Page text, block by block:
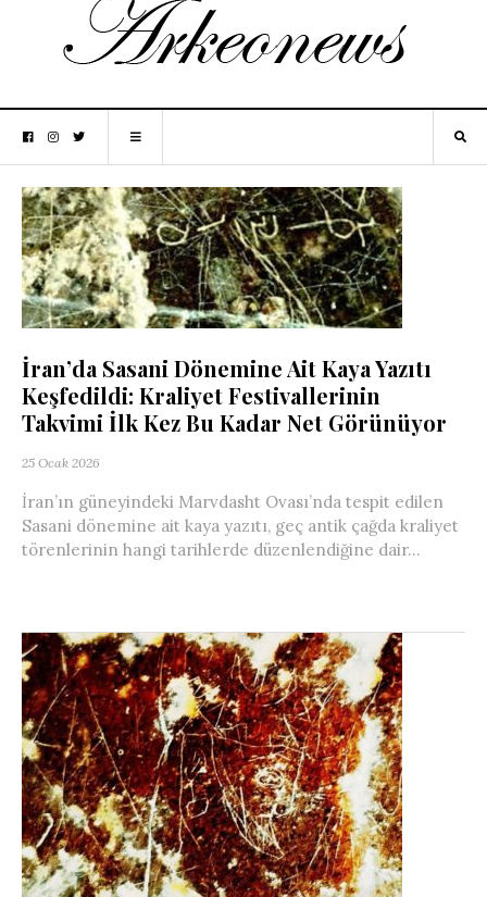
İran’da Sasani Dönemine Ait Kaya Yazıtı
Keşfedildi: Kraliyet Festivallerinin
Takvimi İlk Kez Bu Kadar Net Görünüyor
25 Ocak 2026
İran’ın güneyindeki Marvdasht Ovası’nda tespit edilen
Sasani dönemine ait kaya yazıtı, geç antik çağda kraliyet
törenlerinin hangi tarihlerde düzenlendiğine dair...